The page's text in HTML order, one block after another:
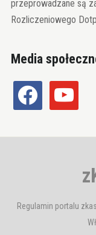
przeprowadzane są
Rozliczeniowego
Media
facebook youtube
Regulamin portalu